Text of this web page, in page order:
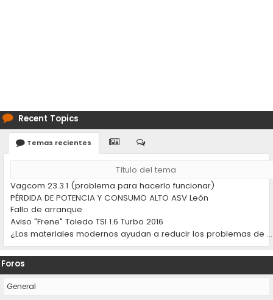
Recent Topics
Temas recientes
Título del tema
Vagcom 23.3.1 (problema para hacerlo funcionar)
PÉRDIDA DE POTENCIA Y CONSUMO ALTO ASV León
Fallo de arranque
Aviso "Frene" Toledo TSI 1.6 Turbo 2016
¿Los materiales modernos ayudan a reducir los problemas de desgaste en los coches?
Foros
General